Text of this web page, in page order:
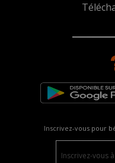
Inscrivez-vous pour